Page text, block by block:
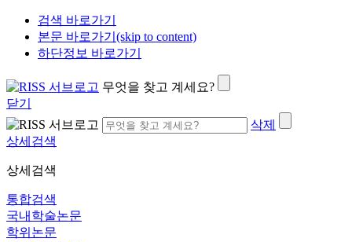
검색 바로가기
본문 바로가기(skip to content)
하단정보 바로가기
무엇을 찾고 계세요?
닫기
삭제
상세검색
상세검색
통합검색
국내학술논문
학위논문